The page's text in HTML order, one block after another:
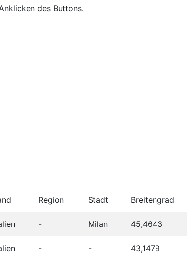
des Buttons.
Region Stadt Breitengrad
- Milan 45,4643
- - 43,1479